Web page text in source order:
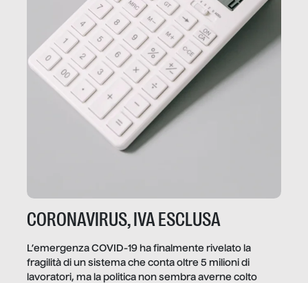
CORONAVIRUS, IVA ESCLUSA
L’emergenza COVID-19 ha finalmente rivelato la
fragilità di un sistema che conta oltre 5 milioni di
lavoratori, ma la politica non sembra averne colto